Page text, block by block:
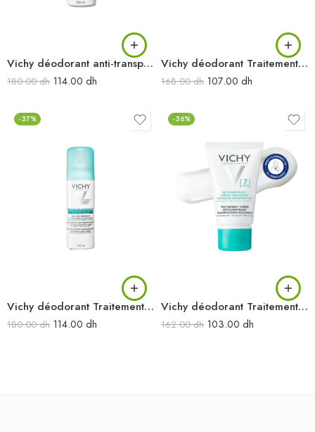
Vichy déodorant anti-transpirant 48h Aérosol 125 ml
180.00dh 114.00 dh
Vichy déodorant Traitement anti-transpirant 48h Anti-traces jaunes et blanches 50 ml
168.00dh 107.00 dh
-37%
Vichy déodorant Traitement anti-transpirant 48h Anti-traces jaunes et blanches Aérosol 125 ml
180.00dh 114.00 dh
-36%
Vichy déodorant Traitement Crème Détranspirant 7jours 30 ml
162.00dh 103.00 dh